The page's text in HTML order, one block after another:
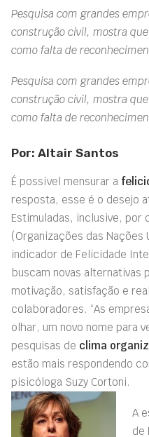
Pesquisa com grandes
construção civil, mostra
como falta de
Pesquisa com grandes
construção civil, mostra
como falta de
Por: Altair Santos
É possível mensurar a
resposta, esse é o desejo
Estimuladas, inclusive, por
(Organizações das
indicador de Felicidade
buscam novas alternativas
motivação, satisfação e
colaboradores. “As
olhar, um novo nome para
pesquisas de clima
estão mais respondendo
pisicóloga Suzy Cortoni.
A
de